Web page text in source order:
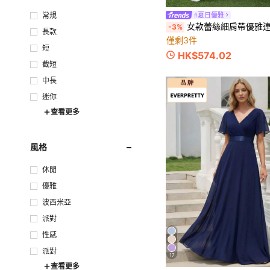
常規
長款
短
截短
中長
迷你
查看更多
風格
休閒
優雅
波西米亞
派對
性感
派對
查看更多
#夏日優雅
-3% 女款蕾絲細肩帶優雅連身褲，高腰寬腿雪紡
僅剩3件
HK$574.02
17